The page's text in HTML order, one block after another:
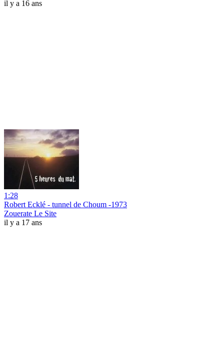
il y a 16 ans
1:28
Robert Ecklé - tunnel de Choum -1973
Zouerate Le Site
il y a 17 ans